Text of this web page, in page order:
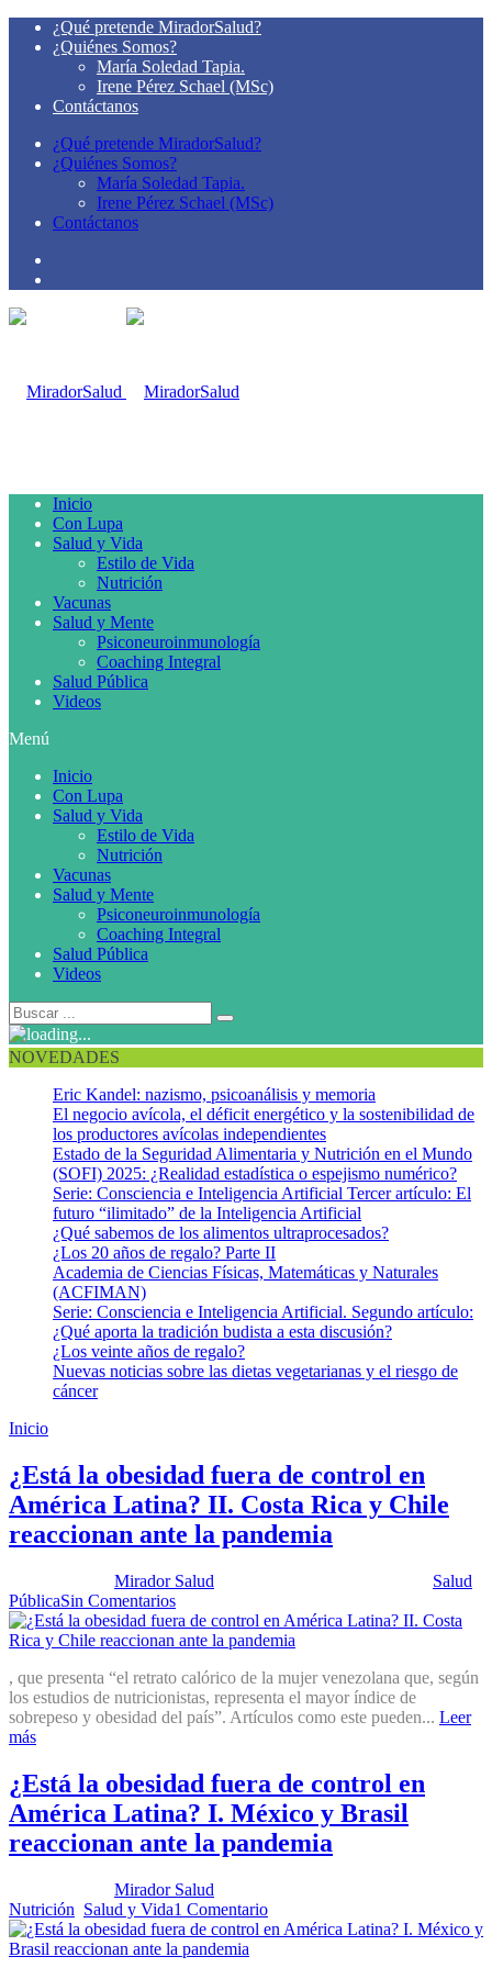
¿Qué pretende MiradorSalud?
¿Quiénes Somos?
María Soledad Tapia.
Irene Pérez Schael (MSc)
Contáctanos
¿Qué pretende MiradorSalud?
¿Quiénes Somos?
María Soledad Tapia.
Irene Pérez Schael (MSc)
Contáctanos
Inicio
Con Lupa
Salud y Vida
Estilo de Vida
Nutrición
Vacunas
Salud y Mente
Psiconeuroinmunología
Coaching Integral
Salud Pública
Videos
Menú
Inicio
Con Lupa
Salud y Vida
Estilo de Vida
Nutrición
Vacunas
Salud y Mente
Psiconeuroinmunología
Coaching Integral
Salud Pública
Videos
NOVEDADES
Eric Kandel: nazismo, psicoanálisis y memoria
El negocio avícola, el déficit energético y la sostenibilidad de
los productores avícolas independientes
Estado de la Seguridad Alimentaria y Nutrición en el Mundo
(SOFI) 2025: ¿Realidad estadística o espejismo numérico?
Serie: Consciencia e Inteligencia Artificial Tercer artículo: El
futuro “ilimitado” de la Inteligencia Artificial
¿Qué sabemos de los alimentos ultraprocesados?
¿Los 20 años de regalo? Parte II
Academia de Ciencias Físicas, Matemáticas y Naturales
(ACFIMAN)
Serie: Consciencia e Inteligencia Artificial. Segundo artículo:
¿Qué aporta la tradición budista a esta discusión?
¿Los veinte años de regalo?
Nuevas noticias sobre las dietas vegetarianas y el riesgo de
cáncer
Inicio
¿Está la obesidad fuera de control en
América Latina? II. Costa Rica y Chile
reaccionan ante la pandemia
Mirador Salud
Salud
PúblicaSin Comentarios
, que presenta “el retrato calórico de la mujer venezolana que, según
los estudios de nutricionistas, representa el mayor índice de
sobrepeso y obesidad del país”. Artículos como este pueden... Leer
más
¿Está la obesidad fuera de control en
América Latina? I. México y Brasil
reaccionan ante la pandemia
Mirador Salud
Nutrición Salud y Vida1 Comentario